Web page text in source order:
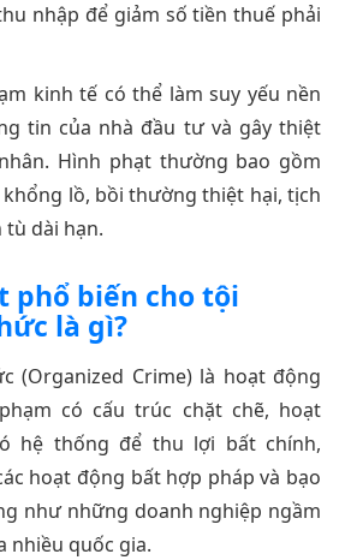
nhập để giảm số tiền thuế phải
kinh tế có thể làm suy yếu nền
tin của nhà đầu tư và gây thiệt
Hình phạt thường bao gồm
lồ, bồi thường thiệt hại, tịch
tù dài hạn.
phổ biến cho tội
là gì?
(Organized Crime) là hoạt động
có cấu trúc chặt chẽ, hoạt
hệ thống để thu lợi bất chính,
hoạt động bất hợp pháp và bạo
như những doanh nghiệp ngầm
nhiều quốc gia.